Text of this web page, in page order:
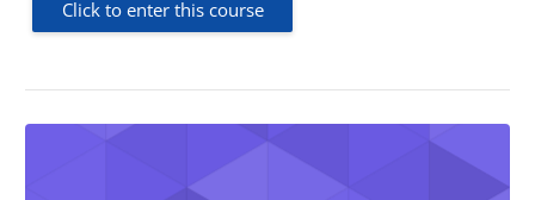
Click to enter this course